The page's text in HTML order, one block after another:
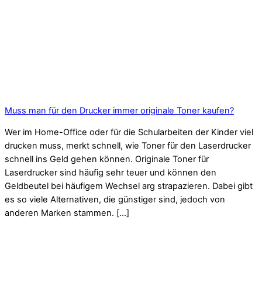
Muss man für den Drucker immer originale Toner kaufen?
Wer im Home-Office oder für die Schularbeiten der Kinder viel
drucken muss, merkt schnell, wie Toner für den Laserdrucker
schnell ins Geld gehen können. Originale Toner für
Laserdrucker sind häufig sehr teuer und können den
Geldbeutel bei häufigem Wechsel arg strapazieren. Dabei gibt
es so viele Alternativen, die günstiger sind, jedoch von
anderen Marken stammen. […]